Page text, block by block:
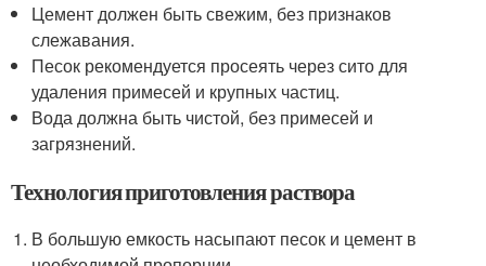
Цемент должен быть свежим, без признаков
слежавания.
Песок рекомендуется просеять через сито для
удаления примесей и крупных частиц.
Вода должна быть чистой, без примесей и
загрязнений.
Технология приготовления раствора
В большую емкость насыпают песок и цемент в